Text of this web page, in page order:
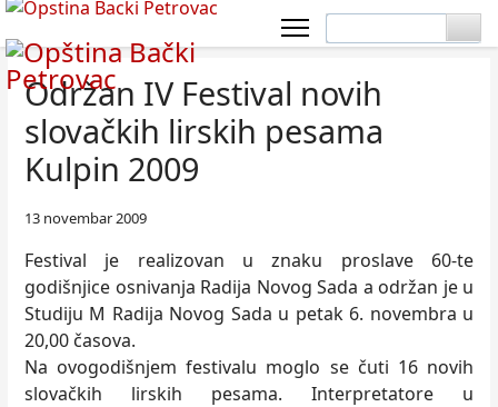
Održan IV Festival novih
slovačkih lirskih pesama
Kulpin 2009
13 novembar 2009
Festival je realizovan u znaku proslave 60-te
godišnjice osnivanja Radija Novog Sada a održan je u
Studiju M Radija Novog Sada u petak 6. novembra u
20,00 časova.
Na ovogodišnjem festivalu moglo se čuti 16 novih
slovačkih lirskih pesama. Interpretatore u